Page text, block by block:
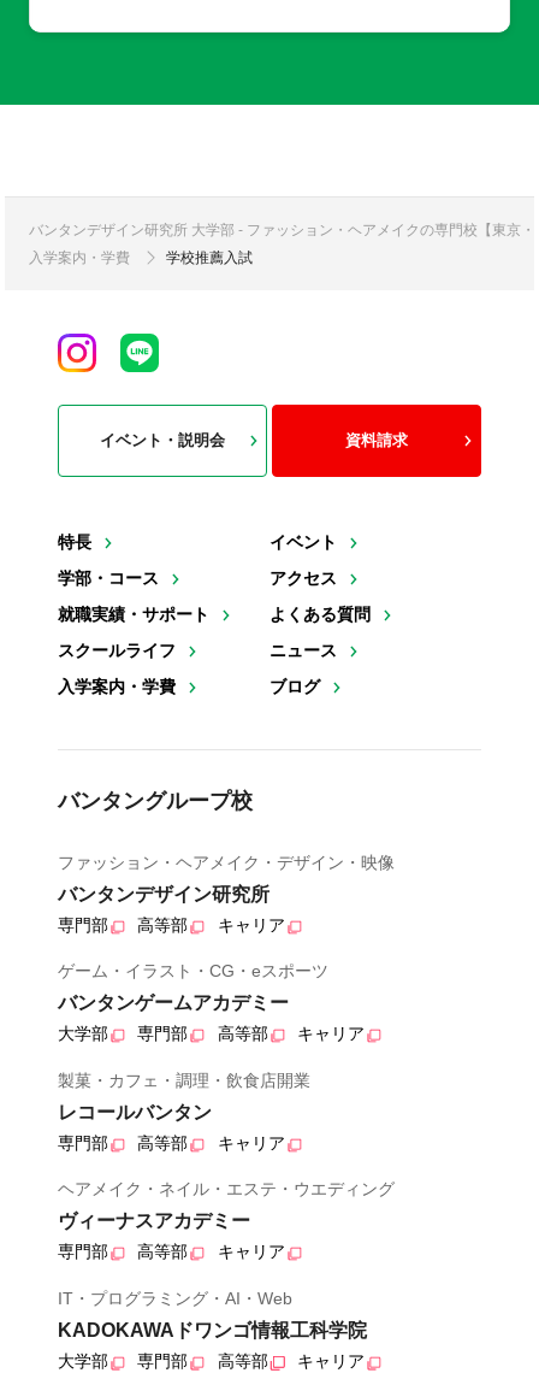
バンタンデザイン研究所 大学部 - ファッション・ヘアメイクの専門校【東京
入学案内・学費
学校推薦入試
特長
学部・コース
就職実績・サポート
スクールライフ
入学案内・学費
イベント
アクセス
よくある質問
ニュース
ブログ
イベント・説明会 資料請求
バンタングループ校
ファッション・ヘアメイク・デザイン・映像
バンタンデザイン研究所
専門部 高等部 キャリア
ゲーム・イラスト・CG・eスポーツ
バンタンゲームアカデミー
大学部 専門部 高等部 キャリア
製菓・カフェ・調理・飲食店開業
レコールバンタン
専門部 高等部 キャリア
ヘアメイク・ネイル・エステ・ウエディング
ヴィーナスアカデミー
専門部 高等部 キャリア
IT・プログラミング・AI・Web
KADOKAWAドワンゴ情報工科学院
大学部 専門部 高等部 キャリア